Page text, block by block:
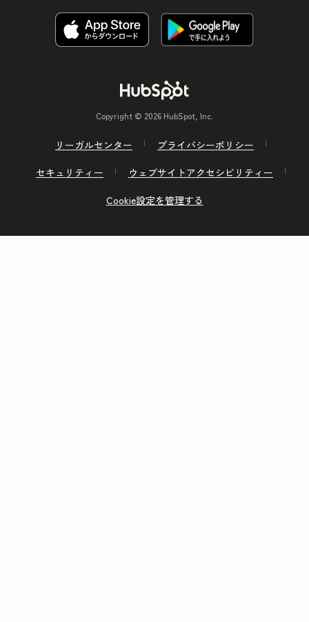
Copyright © 2026 HubSpot, Inc.
リーガルセンター
プライバシーポリシー
セキュリティー
ウェブサイトアクセシビリティー
Cookie設定を管理する